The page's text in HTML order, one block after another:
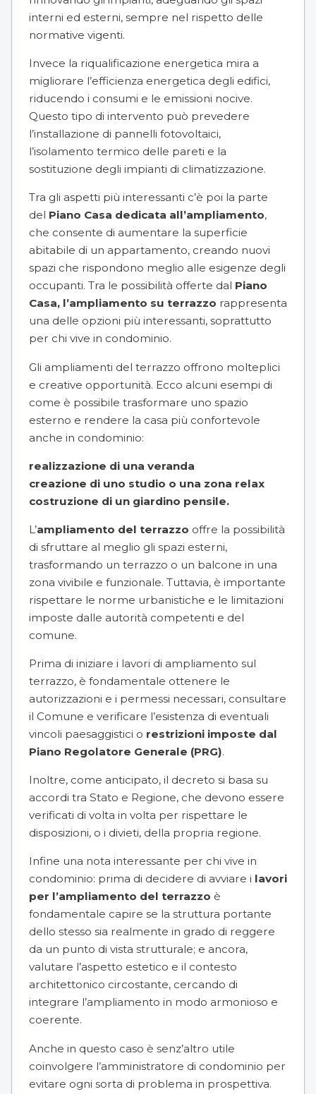
interni ed esterni, sempre nel rispetto delle
normative vigenti.
Invece la riqualificazione energetica mira a
migliorare l’efficienza energetica degli edifici,
riducendo i consumi e le emissioni nocive.
Questo tipo di intervento può prevedere
l’installazione di pannelli fotovoltaici,
l’isolamento termico delle pareti e la
sostituzione degli impianti di climatizzazione.
Tra gli aspetti più interessanti c’è poi la parte
del Piano Casa dedicata all’ampliamento,
che consente di aumentare la superficie
abitabile di un appartamento, creando nuovi
spazi che rispondono meglio alle esigenze degli
occupanti. Tra le possibilità offerte dal Piano
Casa, l’ampliamento su terrazzo rappresenta
una delle opzioni più interessanti, soprattutto
per chi vive in condominio.
Gli ampliamenti del terrazzo offrono molteplici
e creative opportunità. Ecco alcuni esempi di
come è possibile trasformare uno spazio
esterno e rendere la casa più confortevole
anche in condominio:
realizzazione di una veranda
creazione di uno studio o una zona relax
costruzione di un giardino pensile.
L’ampliamento del terrazzo offre la possibilità
di sfruttare al meglio gli spazi esterni,
trasformando un terrazzo o un balcone in una
zona vivibile e funzionale. Tuttavia, è importante
rispettare le norme urbanistiche e le limitazioni
imposte dalle autorità competenti e del
comune.
Prima di iniziare i lavori di ampliamento sul
terrazzo, è fondamentale ottenere le
autorizzazioni e i permessi necessari, consultare
il Comune e verificare l’esistenza di eventuali
vincoli paesaggistici o restrizioni imposte dal
Piano Regolatore Generale (PRG).
Inoltre, come anticipato, il decreto si basa su
accordi tra Stato e Regione, che devono essere
verificati di volta in volta per rispettare le
disposizioni, o i divieti, della propria regione.
Infine una nota interessante per chi vive in
condominio: prima di decidere di avviare i lavori
per l’ampliamento del terrazzo è
fondamentale capire se la struttura portante
dello stesso sia realmente in grado di reggere
da un punto di vista strutturale; e ancora,
valutare l’aspetto estetico e il contesto
architettonico circostante, cercando di
integrare l’ampliamento in modo armonioso e
coerente.
Anche in questo caso è senz’altro utile
coinvolgere l’amministratore di condominio per
evitare ogni sorta di problema in prospettiva.